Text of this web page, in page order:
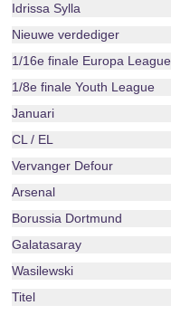
Idrissa Sylla
Nieuwe verdediger
1/16e finale Europa League
1/8e finale Youth League
Januari
CL / EL
Vervanger Defour
Arsenal
Borussia Dortmund
Galatasaray
Wasilewski
Titel